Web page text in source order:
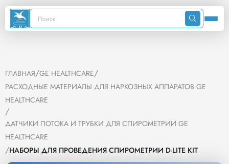
ГЛАВНАЯ/GE HEALTHCARE/
РАСХОДНЫЕ МАТЕРИАЛЫ ДЛЯ НАРКОЗНЫХ АППАРАТОВ GE
HEALTHCARE
/
ДАТЧИКИ ПОТОКА И ТРУБКИ ДЛЯ СПИРОМЕТРИИ GE
HEALTHCARE
/НАБОРЫ ДЛЯ ПРОВЕДЕНИЯ СПИРОМЕТРИИ D-LITE KIT